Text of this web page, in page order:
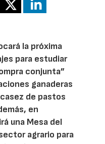
la próxima
para estudiar
conjunta”
ganaderas
de pastos
en
una Mesa del
agrario para